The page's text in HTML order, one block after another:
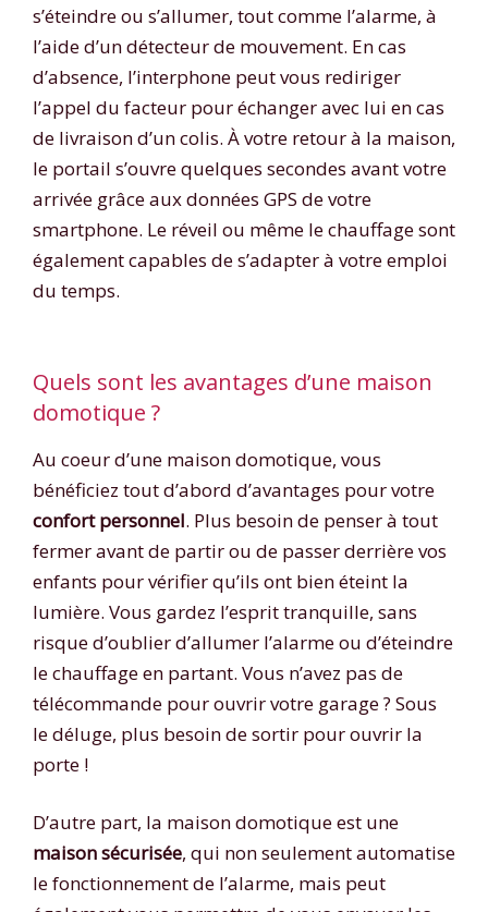
s’éteindre ou s’allumer, tout comme l’alarme, à
l’aide d’un détecteur de mouvement. En cas
d’absence, l’interphone peut vous rediriger
l’appel du facteur pour échanger avec lui en cas
de livraison d’un colis. À votre retour à la maison,
le portail s’ouvre quelques secondes avant votre
arrivée grâce aux données GPS de votre
smartphone. Le réveil ou même le chauffage sont
également capables de s’adapter à votre emploi
du temps.
Quels sont les avantages d’une maison
domotique ?
Au coeur d’une maison domotique, vous
bénéficiez tout d’abord d’avantages pour votre
confort personnel. Plus besoin de penser à tout
fermer avant de partir ou de passer derrière vos
enfants pour vérifier qu’ils ont bien éteint la
lumière. Vous gardez l’esprit tranquille, sans
risque d’oublier d’allumer l’alarme ou d’éteindre
le chauffage en partant. Vous n’avez pas de
télécommande pour ouvrir votre garage ? Sous
le déluge, plus besoin de sortir pour ouvrir la
porte !
D’autre part, la maison domotique est une
maison sécurisée, qui non seulement automatise
le fonctionnement de l’alarme, mais peut